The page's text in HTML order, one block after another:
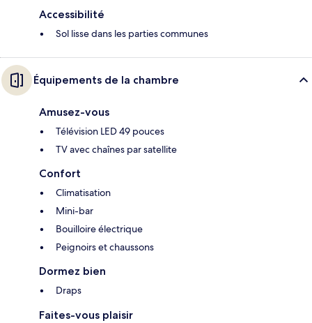
Accessibilité
Sol lisse dans les parties communes
Équipements de la chambre
Amusez-vous
Télévision LED 49 pouces
TV avec chaînes par satellite
Confort
Climatisation
Mini-bar
Bouilloire électrique
Peignoirs et chaussons
Dormez bien
Draps
Faites-vous plaisir